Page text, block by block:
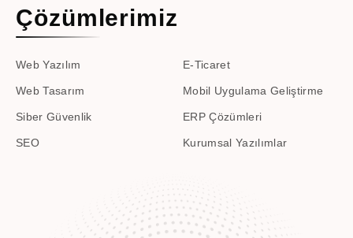
Çözümlerimiz
Web Yazılım
Web Tasarım
Siber Güvenlik
SEO
E-Ticaret
Mobil Uygulama Geliştirme
ERP Çözümleri
Kurumsal Yazılımlar